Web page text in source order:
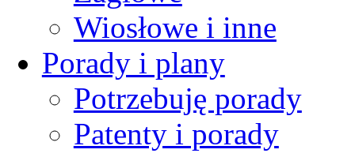
Wiosłowe i inne
Porady i plany
Potrzebuję porady
Patenty i porady